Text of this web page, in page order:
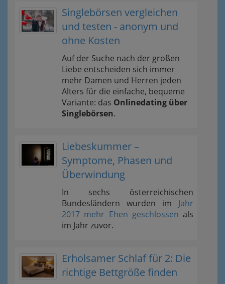
Singlebörsen vergleichen
und testen - anonym und
ohne Kosten
Auf der Suche nach der großen
Liebe entscheiden sich immer
mehr Damen und Herren jeden
Alters für die einfache, bequeme
Variante: das Onlinedating über
Singlebörsen.
Liebeskummer –
Symptome, Phasen und
Überwindung
In sechs österreichischen
Bundesländern wurden im Jahr
2017 mehr Ehen geschlossen als
im Jahr zuvor.
Erholsamer Schlaf für 2: Die
richtige Bettgröße finden